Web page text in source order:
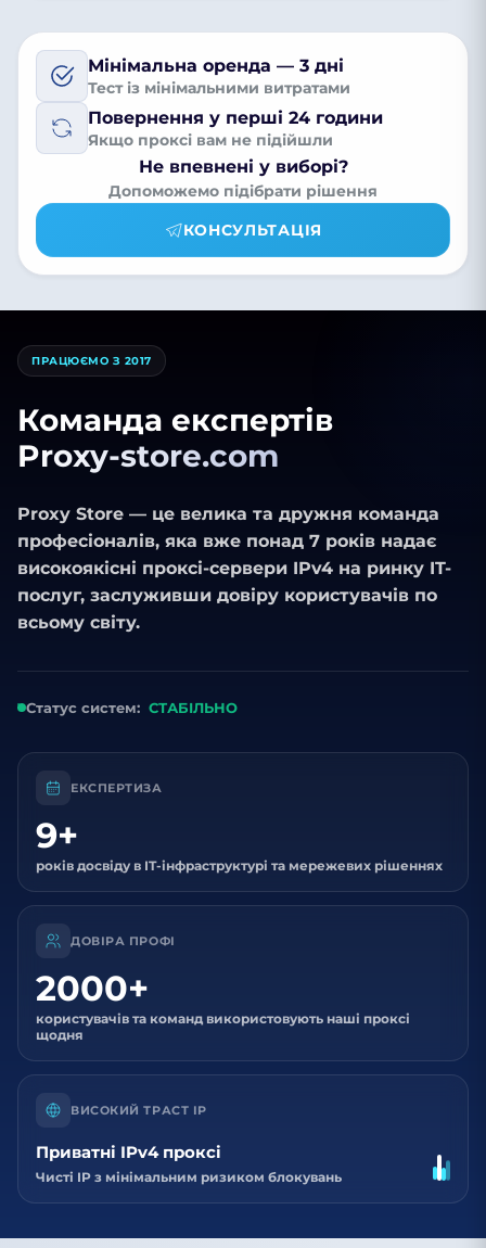
Мінімальна оренда — 3 дні
Тест із мінімальними витратами
Повернення у перші 24 години
Якщо проксі вам не підійшли
Не впевнені у виборі?
Допоможемо підібрати рішення
КОНСУЛЬТАЦІЯ
ПРАЦЮЄМО З 2017
Команда експертів
Proxy-store.com
Proxy Store — це велика та дружня команда
професіоналів, яка вже понад 7 років надає
високоякісні проксі-сервери IPv4 на ринку IT-
послуг, заслуживши довіру користувачів по
всьому світу.
Статус систем: СТАБІЛЬНО
ЕКСПЕРТИЗА
9+
років досвіду в IT-інфраструктурі та мережевих рішеннях
ДОВІРА ПРОФІ
2000+
користувачів та команд використовують наші проксі
щодня
ВИСОКИЙ ТРАСТ IP
Приватні IPv4 проксі
Чисті IP з мінімальним ризиком блокувань